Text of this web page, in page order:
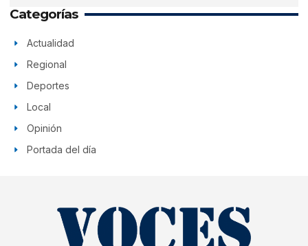
Categorías
Actualidad
Regional
Deportes
Local
Opinión
Portada del día